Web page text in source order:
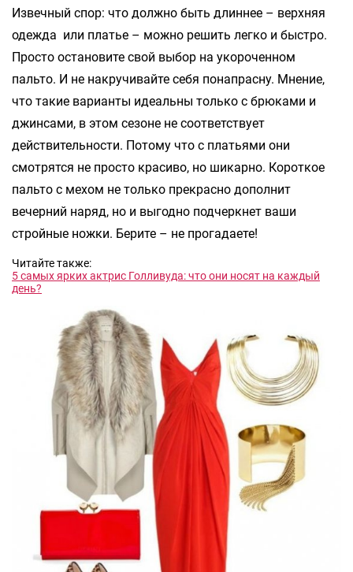
Извечный спор: что должно быть длиннее – верхняя
одежда или платье – можно решить легко и быстро.
Просто остановите свой выбор на укороченном
пальто. И не накручивайте себя понапрасну. Мнение,
что такие варианты идеальны только с брюками и
джинсами, в этом сезоне не соответствует
действительности. Потому что с платьями они
смотрятся не просто красиво, но шикарно. Короткое
пальто с мехом не только прекрасно дополнит
вечерний наряд, но и выгодно подчеркнет ваши
стройные ножки. Берите – не прогадаете!
Читайте также:
5 самых ярких актрис Голливуда: что они носят на каждый
день?